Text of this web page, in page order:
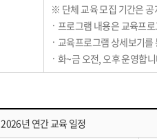
※ 단체 교육 모집 기간은
프로그램 내용은 교육프
교육프로그램 상세보기를
화~금 오전, 오후 운영합
2026년 연간 교육 일정